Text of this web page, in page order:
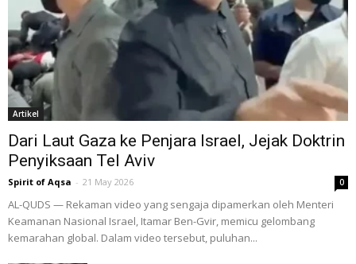
Artikel
Dari Laut Gaza ke Penjara Israel, Jejak Doktrin
Penyiksaan Tel Aviv
Spirit of Aqsa - 21 May 2026 0
AL-QUDS — Rekaman video yang sengaja dipamerkan oleh Menteri
Keamanan Nasional Israel, Itamar Ben-Gvir, memicu gelombang
kemarahan global. Dalam video tersebut, puluhan...